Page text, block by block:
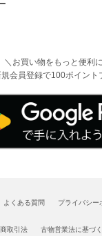
＼お買い物をもっと便利
会員登録で100ポイント
よくある質問 プライバシー
取引法 古物営業法に基づ